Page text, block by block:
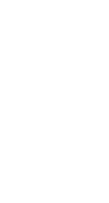
en badkamer
is uitgerust